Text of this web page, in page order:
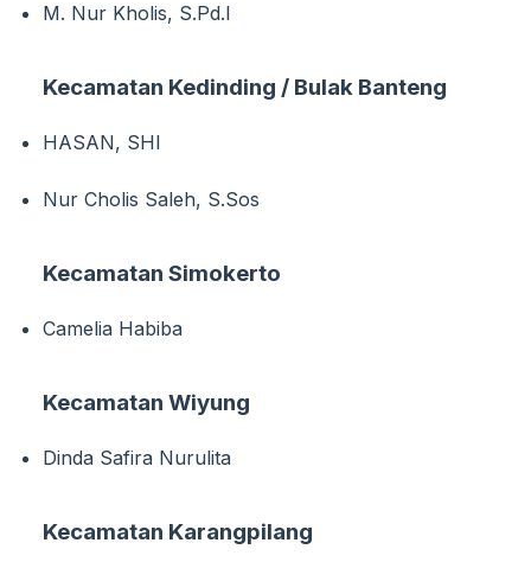
M. Nur Kholis, S.Pd.I
Kecamatan Kedinding / Bulak Banteng
HASAN, SHI
Nur Cholis Saleh, S.Sos
Kecamatan Simokerto
Camelia Habiba
Kecamatan Wiyung
Dinda Safira Nurulita
Kecamatan Karangpilang